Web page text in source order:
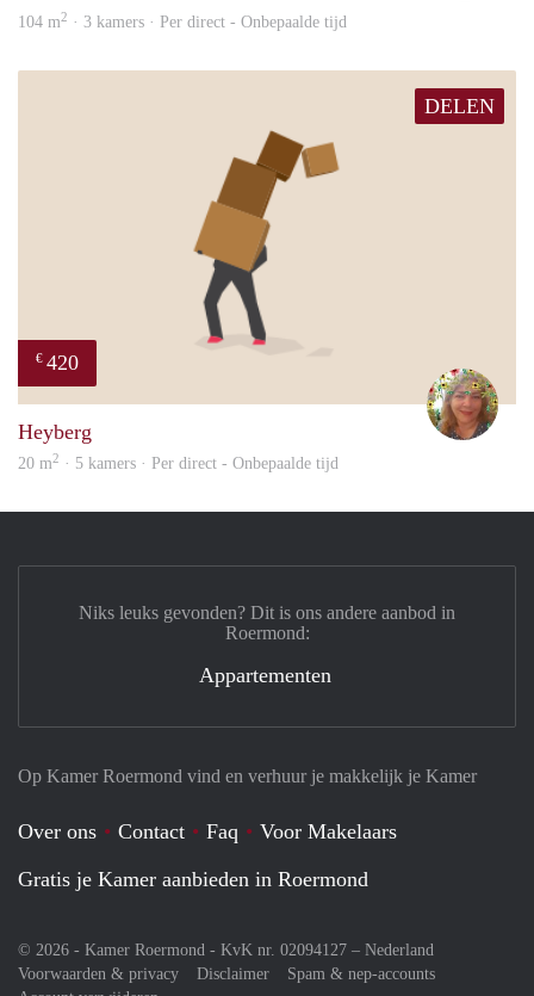
104 m2 · 3 kamers · Per direct - Onbepaalde tijd
DELEN
€ 420
Heyberg
20 m2 · 5 kamers · Per direct - Onbepaalde tijd
Op Kamer Roermond vind en verhuur je makkelijk je Kamer
Over ons Contact Faq
Voor Makelaars
Gratis je Kamer aanbieden in Roermond
© 2026 - Kamer Roermond - KvK nr. 02094127 – Nederland
Voorwaarden & privacy
Disclaimer
Spam & nep-accounts
Niks leuks gevonden? Dit is ons andere aanbod in
Roermond:
Appartementen